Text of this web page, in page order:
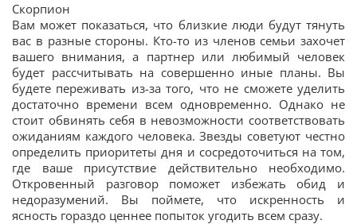
Скорпион
Вам может показаться, что близкие люди будут тянуть
вас в разные стороны. Кто-то из членов семьи захочет
вашего внимания, а партнер или любимый человек
будет рассчитывать на совершенно иные планы. Вы
будете переживать из-за того, что не сможете уделить
достаточно времени всем одновременно. Однако не
стоит обвинять себя в невозможности соответствовать
ожиданиям каждого человека. Звезды советуют честно
определить приоритеты дня и сосредоточиться на том,
где ваше присутствие действительно необходимо.
Откровенный разговор поможет избежать обид и
недоразумений. Вы поймете, что искренность и
ясность гораздо ценнее попыток угодить всем сразу.